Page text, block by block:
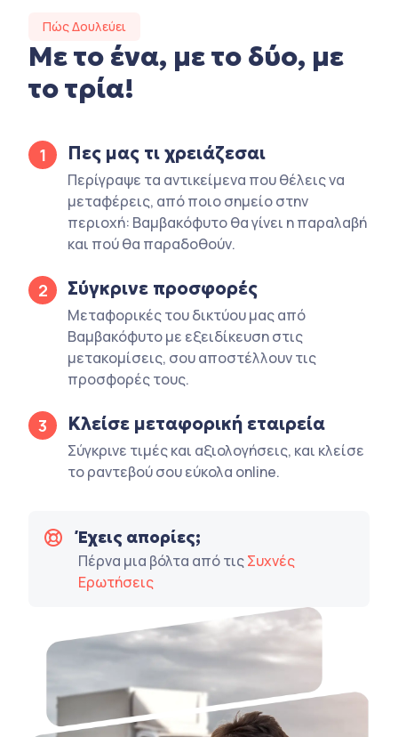
Πώς Δουλεύει
Με το ένα, με το δύο, με
το τρία!
1 Πες μας τι χρειάζεσαι
Περίγραψε τα αντικείμενα που θέλεις να
μεταφέρεις, από ποιο σημείο στην
περιοχή: Βαμβακόφυτο θα γίνει η παραλαβή
και πού θα παραδοθούν.
2 Σύγκρινε προσφορές
Μεταφορικές του δικτύου μας από
Βαμβακόφυτο με εξειδίκευση στις
μετακομίσεις, σου αποστέλλουν τις
προσφορές τους.
3 Κλείσε μεταφορική εταιρεία
Σύγκρινε τιμές και αξιολογήσεις, και κλείσε
το ραντεβού σου εύκολα online.
Έχεις απορίες;
Πέρνα μια βόλτα από τιςΣυχνές
Ερωτήσεις